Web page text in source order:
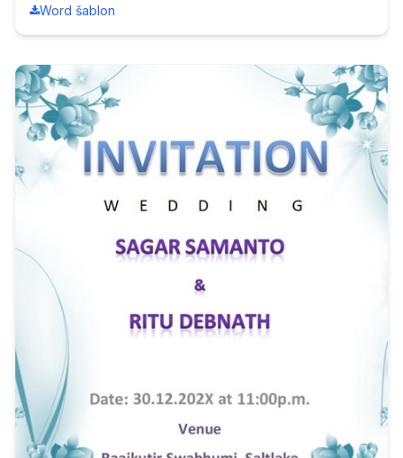
Word šablon